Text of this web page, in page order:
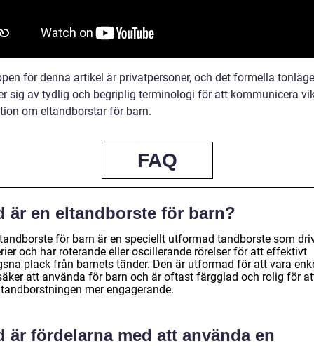
för denna artikel är privatpersoner, och det formella
sig av tydlig och begriplig terminologi för att kommunicera
om eltandborstar för barn.
FAQ
är en eltandborste för barn?
för barn är en speciellt utformad tandborste som
och har roterande eller oscillerande rörelser för att effektivt
plack från barnets tänder. Den är utformad för att vara
att använda för barn och är oftast färgglad och rolig för
mer engagerande.
är fördelarna med att använda en